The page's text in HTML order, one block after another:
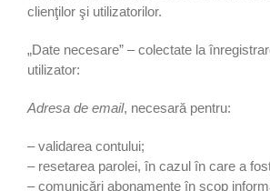
clienţilor şi utilizatorilor.
„Date necesare” – colectate la
utilizator:
Adresa de email, necesară pentru:
– validarea contului;
– resetarea parolei, în cazul în care a
– comunicări abonamente în scop